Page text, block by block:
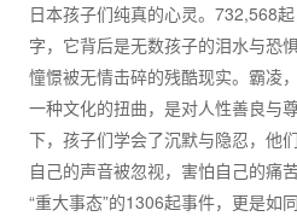
日本孩子们纯真的心灵。732,568
字，它背后是无数孩子的泪水与恐
憧憬被无情击碎的残酷现实。霸凌
一种文化的扭曲，是对人性善良与
下，孩子们学会了沉默与隐忍，他
自己的声音被忽视，害怕自己的痛
“重大事态”的1306起事件，更是如